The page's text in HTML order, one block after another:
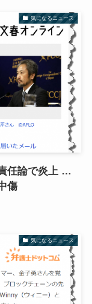
気になるニュース
任論で炎上 …
傷
気になるニュース